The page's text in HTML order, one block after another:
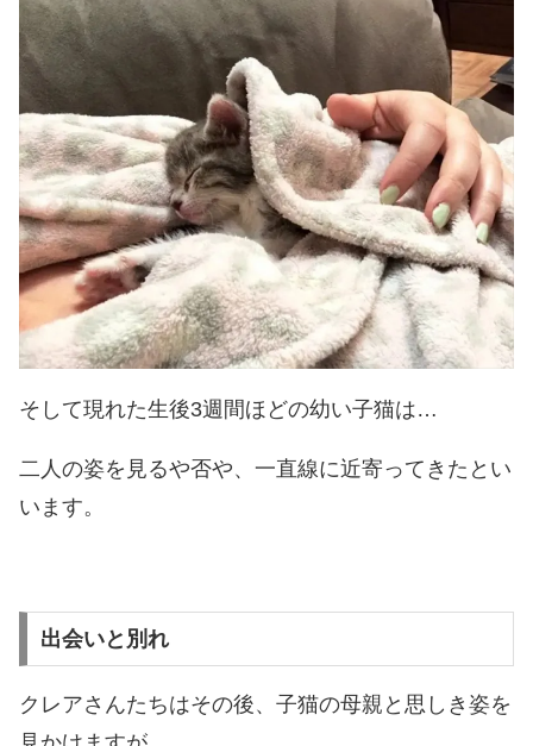
そして現れた生後3週間ほどの幼い子猫は…
二人の姿を見るや否や、一直線に近寄ってきたとい
います。
出会いと別れ
クレアさんたちはその後、子猫の母親と思しき姿を